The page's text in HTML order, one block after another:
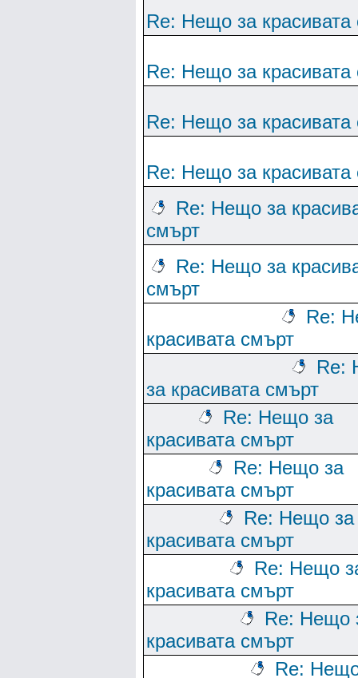
Re: Нещо за красивата
Re: Нещо за красивата
Re: Нещо за красивата
Re: Нещо за красивата
Re: Нещо за
смърт
Re: Нещо за
смърт
Re:
красивата смърт
Re:
за красивата смърт
Re: Нещо за
красивата смърт
Re: Нещо за
красивата смърт
Re: Нещо за
красивата смърт
Re: Нещо
красивата смърт
Re: Нещо
красивата смърт
Re: